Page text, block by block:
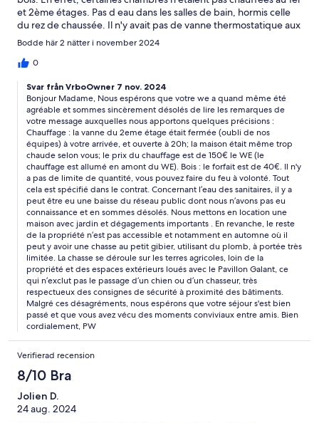
et 2ème étages. Pas d eau dans les salles de bain, hormis celle
du rez de chaussée. Il n'y avait pas de vanne thermostatique aux
radiateurs, Monsieur Wiard est venu le vendredi soir pour
été résolu. Je lui ai laissé un message le samedi matin, et il est
conviviale. Reste les extérieurs que nous n avons pas pu voir car
nous sommes restés dans la location, il y avait une partie de
chasse au pied du gîte, au point que quand nous avons voulu
juste prendre un peu l air en fin d après midi un projectile nous
est passé au dessus de la tête.. En résumé, nous avons testé la
vie de chateau mais on ne recommencera pas.
Bodde här 2 nätter i november 2024
0
Svar från VrboOwner 7 nov. 2024
Bonjour Madame, Nous espérons que votre we a quand même été
agréable et sommes sincèrement désolés de lire les remarques de
votre message auxquelles nous apportons quelques précisions :
Chauffage : la vanne du 2eme étage était fermée (oubli de nos
équipes) à votre arrivée, et ouverte à 20h; la maison était même trop
chaude selon vous; le prix du chauffage est de 150€ le WE (le
chauffage est allumé en amont du WE). Bois : le forfait est de 40€. Il n'y
a pas de limite de quantité, vous pouvez faire du feu à volonté. Tout
cela est spécifié dans le contrat. Concernant l’eau des sanitaires, il y a
peut être eu une baisse du réseau public dont nous n’avons pas eu
connaissance et en sommes désolés. Nous mettons en location une
maison avec jardin et dégagements importants . En revanche, le reste
de la propriété n’est pas accessible et notamment en automne où il
peut y avoir une chasse au petit gibier, utilisant du plomb, à portée très
limitée. La chasse se déroule sur les terres agricoles, loin de la
propriété et des espaces extérieurs loués avec le Pavillon Galant, ce
qui n’exclut pas le passage d’un chien ou d’un chasseur, très
respectueux des consignes de sécurité à proximité des bâtiments.
Malgré ces désagréments, nous espérons que votre séjour s'est bien
passé et que vous avez vécu des moments conviviaux entre amis. Bien
cordialement, PW
Verifierad recension
8/10 Bra
Jolien D.
24 aug. 2024